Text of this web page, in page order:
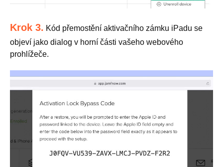
Krok 3. Kód přemostění aktivačního zámku iPadu se
objeví jako dialog v horní části vašeho webového
prohlížeče.